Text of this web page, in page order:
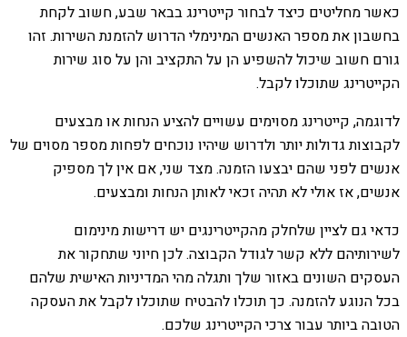
כאשר מחליטים כיצד לבחור קייטרינג בבאר שבע, חשוב לקחת
בחשבון את מספר האנשים המינימלי הדרוש להזמנת השירות. זהו
גורם חשוב שיכול להשפיע הן על התקציב והן על סוג שירות
הקייטרינג שתוכלו לקבל.
לדוגמה, קייטרינג מסוימים עשויים להציע הנחות או מבצעים
לקבוצות גדולות יותר ולדרוש שיהיו נוכחים לפחות מספר מסוים של
אנשים לפני שהם יבצעו הזמנה. מצד שני, אם אין לך מספיק
אנשים, אז אולי לא תהיה זכאי לאותן הנחות ומבצעים.
כדאי גם לציין שלחלק מהקייטרינגים יש דרישות מינימום
לשירותיהם ללא קשר לגודל הקבוצה. לכן חיוני שתחקור את
העסקים השונים באזור שלך ותגלה מהי המדיניות האישית שלהם
בכל הנוגע להזמנה. כך תוכלו להבטיח שתוכלו לקבל את העסקה
הטובה ביותר עבור צרכי הקייטרינג שלכם.